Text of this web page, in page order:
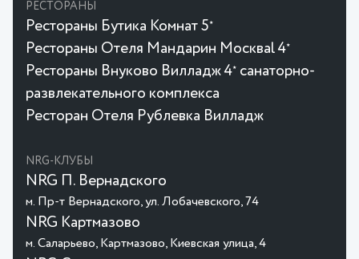
РЕСТОРАНЫ
Рестораны Бутика Комнат 5★
Рестораны Отеля Мандарин Москваl 4★
Рестораны Внуково Вилладж 4★
санаторно-
развлекательного комплекса
Ресторан Отеля Рублевка Вилладж
NRG-КЛУБЫ
NRG П. Вернадского
м. Пр-т Вернадского, ул. Лобачевского, 74
NRG Картмазово
м. Саларьево, Картмазово, Киевская улица, 4